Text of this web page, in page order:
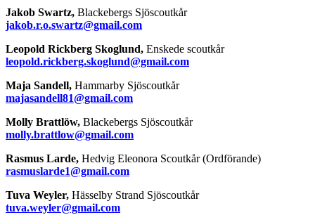
Jakob Swartz, Blackebergs Sjöscoutkår
jakob.r.o.swartz@gmail.com
Leopold Rickberg Skoglund, Enskede scoutkår
leopold.rickberg.skoglund@gmail.com
Maja Sandell, Hammarby Sjöscoutkår
majasandell81@gmail.com
Molly Brattlöw, Blackebergs Sjöscoutkår
molly.brattlow@gmail.com
Rasmus Larde, Hedvig Eleonora Scoutkår (Ordförande)
rasmuslarde1@gmail.com
Tuva Weyler, Hässelby Strand Sjöscoutkår
tuva.weyler@gmail.com